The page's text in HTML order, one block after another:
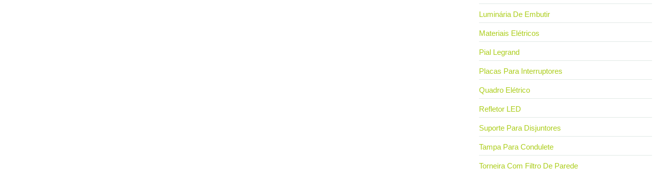
Luminária De Embutir
Materiais Elétricos
Pial Legrand
Placas Para Interruptores
Quadro Elétrico
Refletor LED
Suporte Para Disjuntores
Tampa Para Condulete
Torneira Com Filtro De Parede